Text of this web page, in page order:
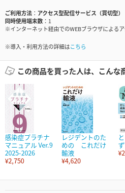
ご利用方法
アクセス型配信サービス（買切型）
同時使用端末数
1
※インターネット経由でのWEBブラウザによる
※導入・利用方法の詳細はこちら
この商品を買った人は、こんな
感染症プラチナ
マニュアル Ver.9
2025-2026
¥2,750
レジデントのた
めの これだけ
輸液
¥4,620